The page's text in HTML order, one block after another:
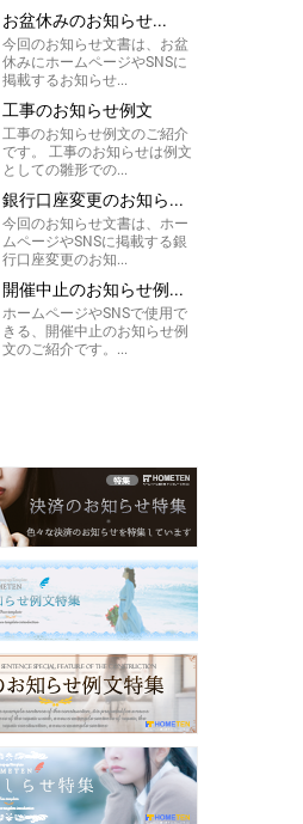
お盆休みのお知らせ...
今回のお知らせ文書は、お盆
休みにホームページやSNSに
掲載するお知らせ...
工事のお知らせ例文
工事のお知らせ例文のご紹介
です。 工事のお知らせは例文
としての雛形での...
銀行口座変更のお知ら...
今回のお知らせ文書は、ホー
ムページやSNSに掲載する銀
行口座変更のお知...
開催中止のお知らせ例...
ホームページやSNSで使用で
きる、開催中止のお知らせ例
文のご紹介です。...